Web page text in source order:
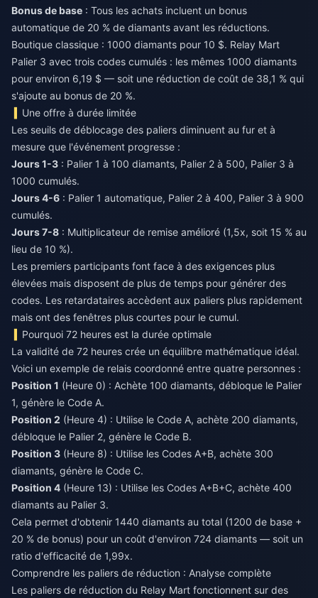
Bonus de base : Tous les achats incluent un bonus
automatique de 20 % de diamants avant les réductions.
Boutique classique : 1000 diamants pour 10 $. Relay Mart
Palier 3 avec trois codes cumulés : les mêmes 1000 diamants
pour environ 6,19 $ — soit une réduction de coût de 38,1 % qui
s'ajoute au bonus de 20 %.
Une offre à durée limitée
Les seuils de déblocage des paliers diminuent au fur et à
mesure que l'événement progresse :
Jours 1-3 : Palier 1 à 100 diamants, Palier 2 à 500, Palier 3 à
1000 cumulés.
Jours 4-6 : Palier 1 automatique, Palier 2 à 400, Palier 3 à 900
cumulés.
Jours 7-8 : Multiplicateur de remise amélioré (1,5x, soit 15 % au
lieu de 10 %).
Les premiers participants font face à des exigences plus
élevées mais disposent de plus de temps pour générer des
codes. Les retardataires accèdent aux paliers plus rapidement
mais ont des fenêtres plus courtes pour le cumul.
Pourquoi 72 heures est la durée optimale
La validité de 72 heures crée un équilibre mathématique idéal.
Voici un exemple de relais coordonné entre quatre personnes :
Position 1 (Heure 0) : Achète 100 diamants, débloque le Palier
1, génère le Code A.
Position 2 (Heure 4) : Utilise le Code A, achète 200 diamants,
débloque le Palier 2, génère le Code B.
Position 3 (Heure 8) : Utilise les Codes A+B, achète 300
diamants, génère le Code C.
Position 4 (Heure 13) : Utilise les Codes A+B+C, achète 400
diamants au Palier 3.
Cela permet d'obtenir 1440 diamants au total (1200 de base +
20 % de bonus) pour un coût d'environ 724 diamants — soit un
ratio d'efficacité de 1,99x.
Comprendre les paliers de réduction : Analyse complète
Les paliers de réduction du Relay Mart fonctionnent sur des